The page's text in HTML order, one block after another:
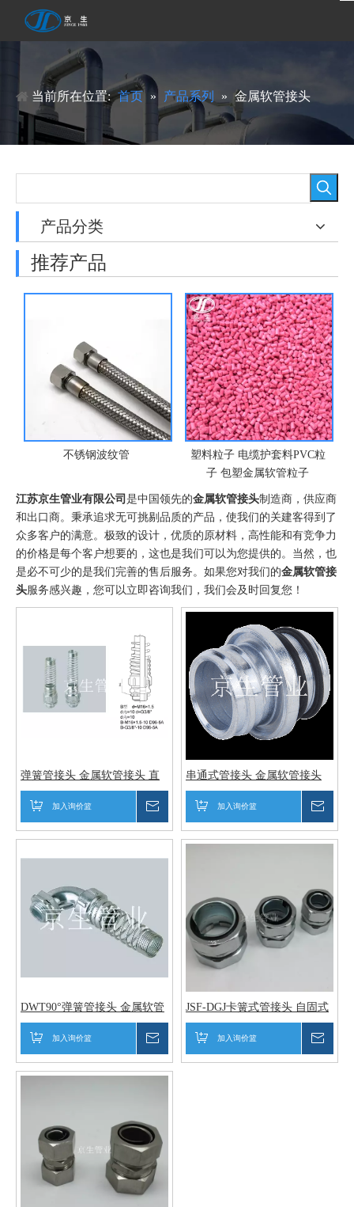
当前所在位置: 首页 » 产品系列 » 金属软管接头
产品分类
推荐产品
不锈钢波纹管
塑料粒子 电缆护套料PVC粒
子 包塑金属软管粒子
铠装羊
江苏京生管业有限公司 是中国领先的金属软管接头制造商，供应商
和出口商。秉承追求无可挑剔品质的产品，使我们的关建客得到了
众多客户的满意。极致的设计，优质的原材料，高性能和有竞争力
的价格是每个客户想要的，这也是我们可以为您提供的。当然，也
是必不可少的是我们完善的售后服务。如果您对我们的金属软管接
头服务感兴趣，您可以立即咨询我们，我们会及时回复您！
弹簧管接头 金属软管接头 直
通头
加入询价篮
串通式管接头 金属软管接头
串通接头
加入询价篮
DWT90°弹簧管接头 金属软管
接头 弹簧接头
加入询价篮
JSF-DGJ卡簧式管接头 自固式
管接头 金属软管接头
加入询价篮